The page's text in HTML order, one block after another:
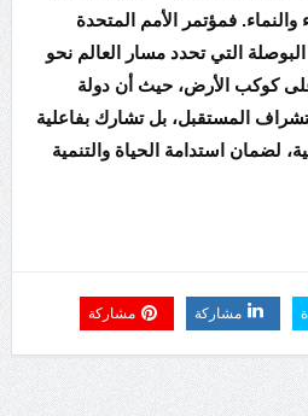
والنماء. فمؤتمر الأمم المتحدة
البوصلة التي تحدد مسار العالم نحو
على كوكب الأرض، حيث أن دولة
المستقبل، بل تشارك بفاعلية
لضمان استدامة الحياة والتنمية
مشاركة مشاركة